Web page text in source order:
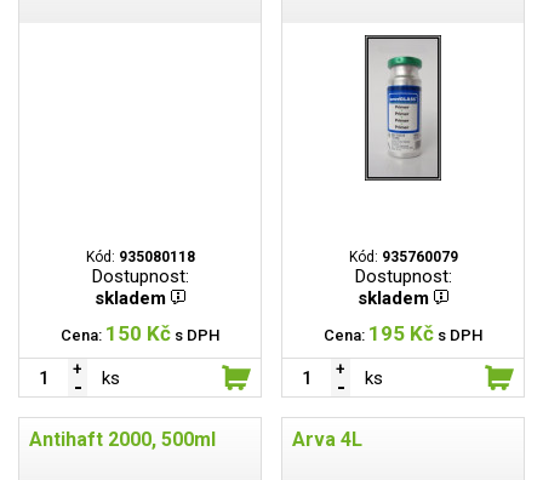
Kód: 935080118
Dostupnost:
skladem
Cena: 150 Kč s DPH
ks
Kód: 935760079
Dostupnost:
skladem
Cena: 195 Kč s DPH
ks
Antihaft 2000, 500ml Arva 4L